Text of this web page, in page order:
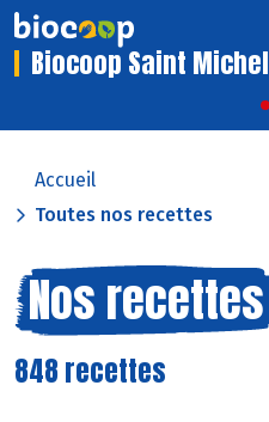
Biocoop Saint Michel
Accueil
Toutes nos recettes
Nos recettes
848 recettes